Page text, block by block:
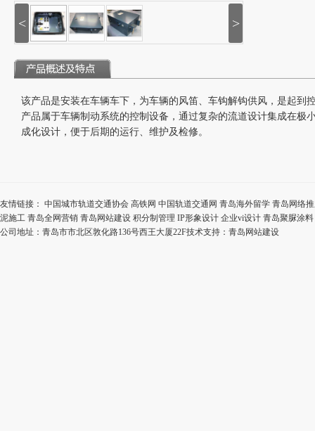
< >
该产品是安装在车辆车下，为车辆的风笛、车钩解钩供风，是起到
产品属于车辆制动系统的控制设备，通过复杂的流道设计集成在极
成化设计，便于后期的运行、维护及检修。
友情链接： 中国城市轨道交通协会 高铁网 中国轨道交通网 青岛海外留学 青岛网络
泥施工 青岛全网营销 青岛网站建设 积分制管理 IP形象设计 企业vi设计 青岛聚脲涂料
公司地址：青岛市市北区敦化路136号西王大厦22F技术支持： 青岛网站建设